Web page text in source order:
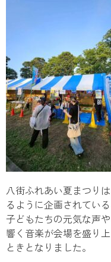
八街ふれあい夏まつり
るように企画されてい
子どもたちの元気な声
響く音楽が会場を盛り
ときとなりました。